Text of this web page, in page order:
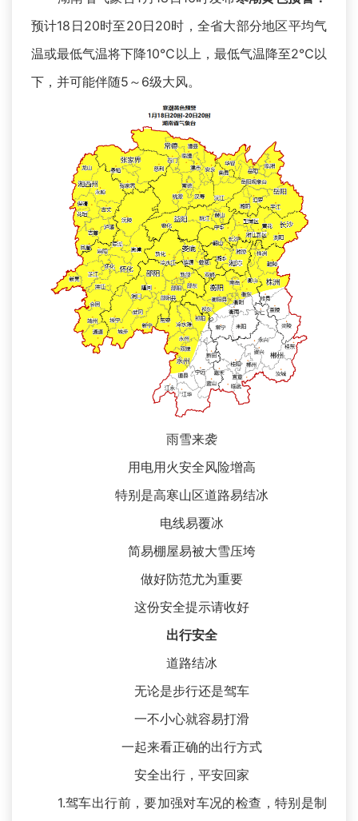
预计18日20时至20日20时，全省大部分地区平均气
温或最低气温将下降10℃以上，最低气温降至2℃以
下，并可能伴随5～6级大风。
雨雪来袭
用电用火安全风险增高
特别是高寒山区道路易结冰
电线易覆冰
简易棚屋易被大雪压垮
做好防范尤为重要
这份安全提示请收好
出行安全
道路结冰
无论是步行还是驾车
一不小心就容易打滑
一起来看正确的出行方式
安全出行，平安回家
1.驾车出行前，要加强对车况的检查，特别是制